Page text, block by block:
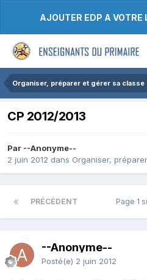
AJOUTER EDP A VOTRE
Organiser, préparer et gérer sa classe
CP 2012/2013
Par --Anonyme--
2 juin 2012 dans Organiser,
PRÉCÉDENT Page 1
--Anonyme--
Posté(e) 2 juin 2012